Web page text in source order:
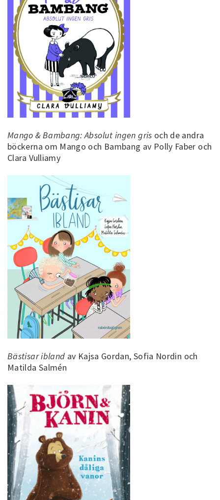
Mango & Bambang: Absolut ingen gris och de andra
böckerna om Mango och Bambang av Polly Faber och
Clara Vulliamy
Bästisar ibland av Kajsa Gordan, Sofia Nordin och
Matilda Salmén